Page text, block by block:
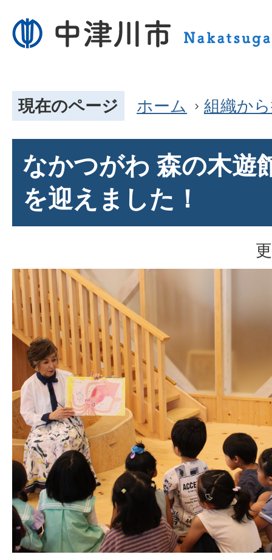
現在のページ ホーム 組織か
なかつがわ 森の木遊
を迎えました！